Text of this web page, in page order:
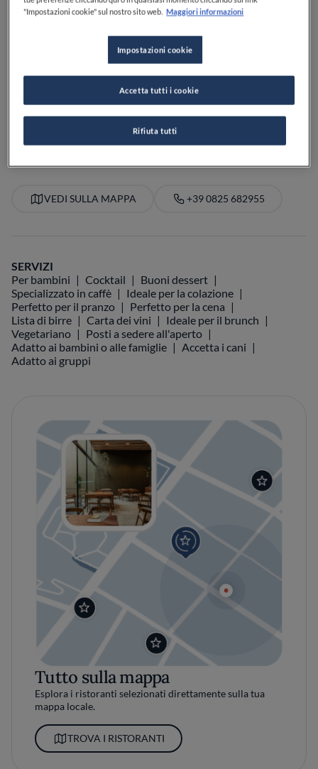
0 0
83013MercoglianoAVItalia
VEDI ORARI
VEDI SULLA MAPPA +39 0825 682955
SERVIZI
Per bambini
Cocktail
Buoni dessert
Specializzato in caffè
Ideale per la colazione
Perfetto per il pranzo
Perfetto per la cena
Lista di birre
Carta dei vini
Ideale per il brunch
Vegetariano
Posti a sedere all'aperto
Adatto ai bambini o alle famiglie
Accetta i cani
Adatto ai gruppi
Tutto sulla mappa
Esplora i ristoranti selezionati direttamente sulla tua
mappa locale.
TROVA I RISTORANTI
"Impostazioni cookie" sul nostro sito web. Maggiori informazioni
Impostazioni cookie
Rifiuta tutti
Accetta tutti i cookie